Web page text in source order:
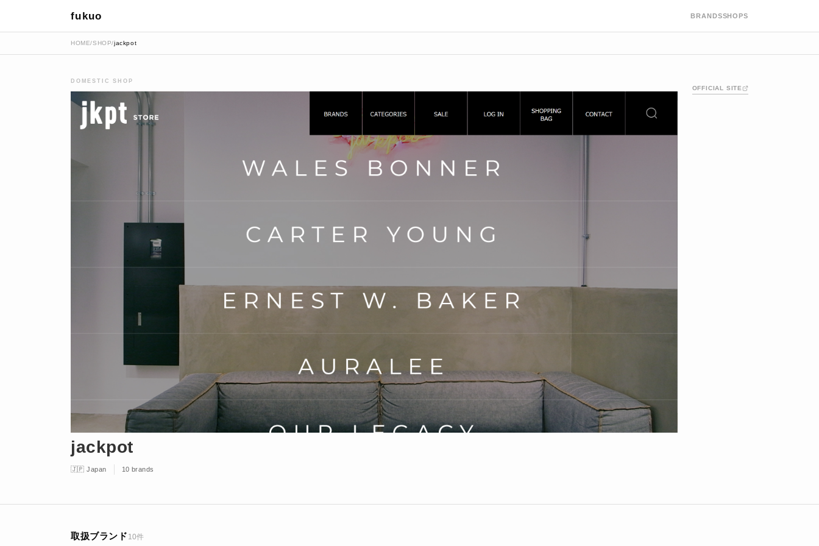
fukuo BRANDSSHOPS
HOME/SHOP/jackpot
DOMESTIC SHOP
jackpot
🇯🇵 Japan 10 brands
OFFICIAL SITE
取扱ブランド 10件